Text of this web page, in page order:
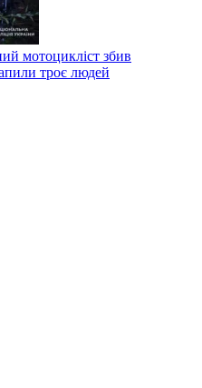
мотоцикліст збив
троє людей